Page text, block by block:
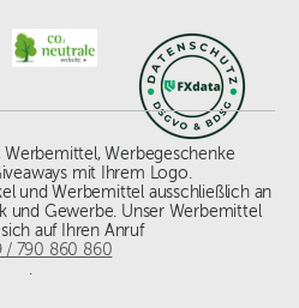
Werbemittel, Werbegeschenke
mit Ihrem Logo.
und Werbemittel ausschließlich an
und Gewerbe. Unser Werbemittel
sich auf Ihren Anruf
/ 790 860 860
.